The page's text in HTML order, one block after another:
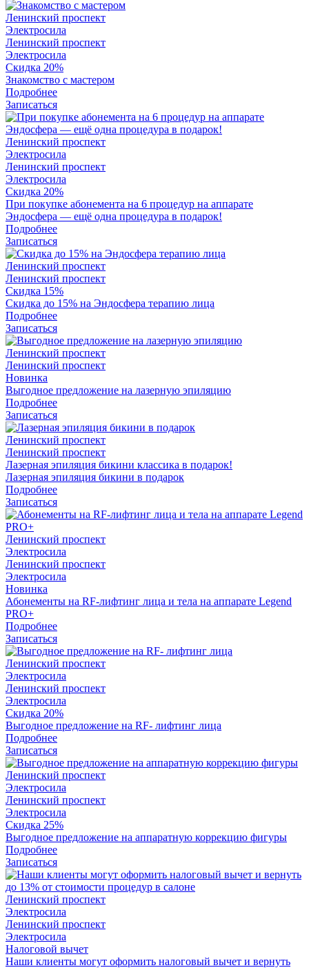
Ленинский проспект
Электросила
Ленинский проспект
Электросила
Скидка 20%
Знакомство с мастером
Подробнее
Записаться
Ленинский проспект
Электросила
Ленинский проспект
Электросила
Скидка 20%
При покупке абонемента на 6 процедур на аппарате
Эндосфера — ещё одна процедура в подарок!
Подробнее
Записаться
Ленинский проспект
Ленинский проспект
Скидка 15%
Скидка до 15% на Эндосфера терапию лица
Подробнее
Записаться
Ленинский проспект
Ленинский проспект
Новинка
Выгодное предложение на лазерную эпиляцию
Подробнее
Записаться
Ленинский проспект
Ленинский проспект
Лазерная эпиляция бикини классика в подарок!
Лазерная эпиляция бикини в подарок
Подробнее
Записаться
Ленинский проспект
Электросила
Ленинский проспект
Электросила
Новинка
Абонементы на RF-лифтинг лица и тела на аппарате Legend
PRO+
Подробнее
Записаться
Ленинский проспект
Электросила
Ленинский проспект
Электросила
Скидка 20%
Выгодное предложение на RF- лифтинг лица
Подробнее
Записаться
Ленинский проспект
Электросила
Ленинский проспект
Электросила
Скидка 25%
Выгодное предложение на аппаратную коррекцию фигуры
Подробнее
Записаться
Ленинский проспект
Электросила
Ленинский проспект
Электросила
Налоговой вычет
Наши клиенты могут оформить налоговый вычет и вернуть